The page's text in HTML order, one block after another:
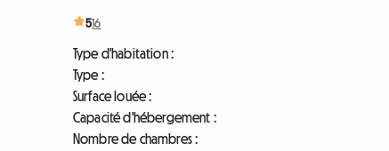
516
Type d'habitation :
Type :
Surface louée :
Capacité d'hébergement :
Nombre de chambres :